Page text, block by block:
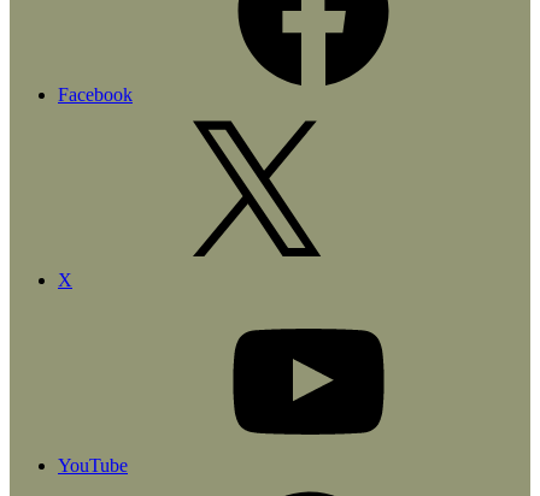
Facebook
X
YouTube